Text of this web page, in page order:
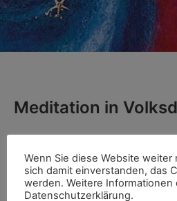
Meditation in
AdresseRockenhof 1
Hamburg, 22359
Wegbeschreibung
Wenn Sie diese Website weiter
sich damit einverstanden, das
werden. Weitere Informationen
Datenschutzerklärung.